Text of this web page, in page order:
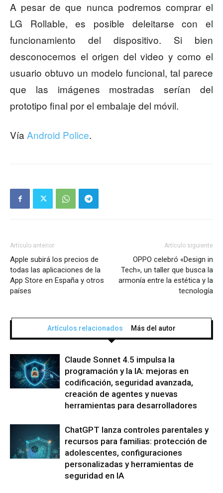
A pesar de que nunca podremos comprar el
LG Rollable, es posible deleitarse con el
funcionamiento del dispositivo. Si bien
desconocemos el origen del video y como el
usuario obtuvo un modelo funcional, tal parece
que las imágenes mostradas serían del
prototipo final por el embalaje del móvil.
Vía Android Police.
Artículo anterior
Apple subirá los precios de
todas las aplicaciones de la
App Store en España y otros
países
Artículo siguiente
OPPO celebró «Design in
Tech», un taller que busca la
armonía entre la estética y la
tecnología
Artículos relacionados Más del autor
Claude Sonnet 4.5 impulsa la
programación y la IA: mejoras en
codificación, seguridad avanzada,
creación de agentes y nuevas
herramientas para desarrolladores
ChatGPT lanza controles parentales y
recursos para familias: protección de
adolescentes, configuraciones
personalizadas y herramientas de
seguridad en IA